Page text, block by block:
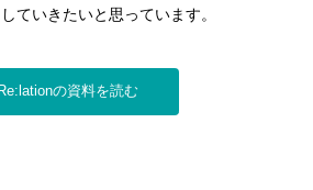
ていきたいと思っています。
Re:lationの資料を読む